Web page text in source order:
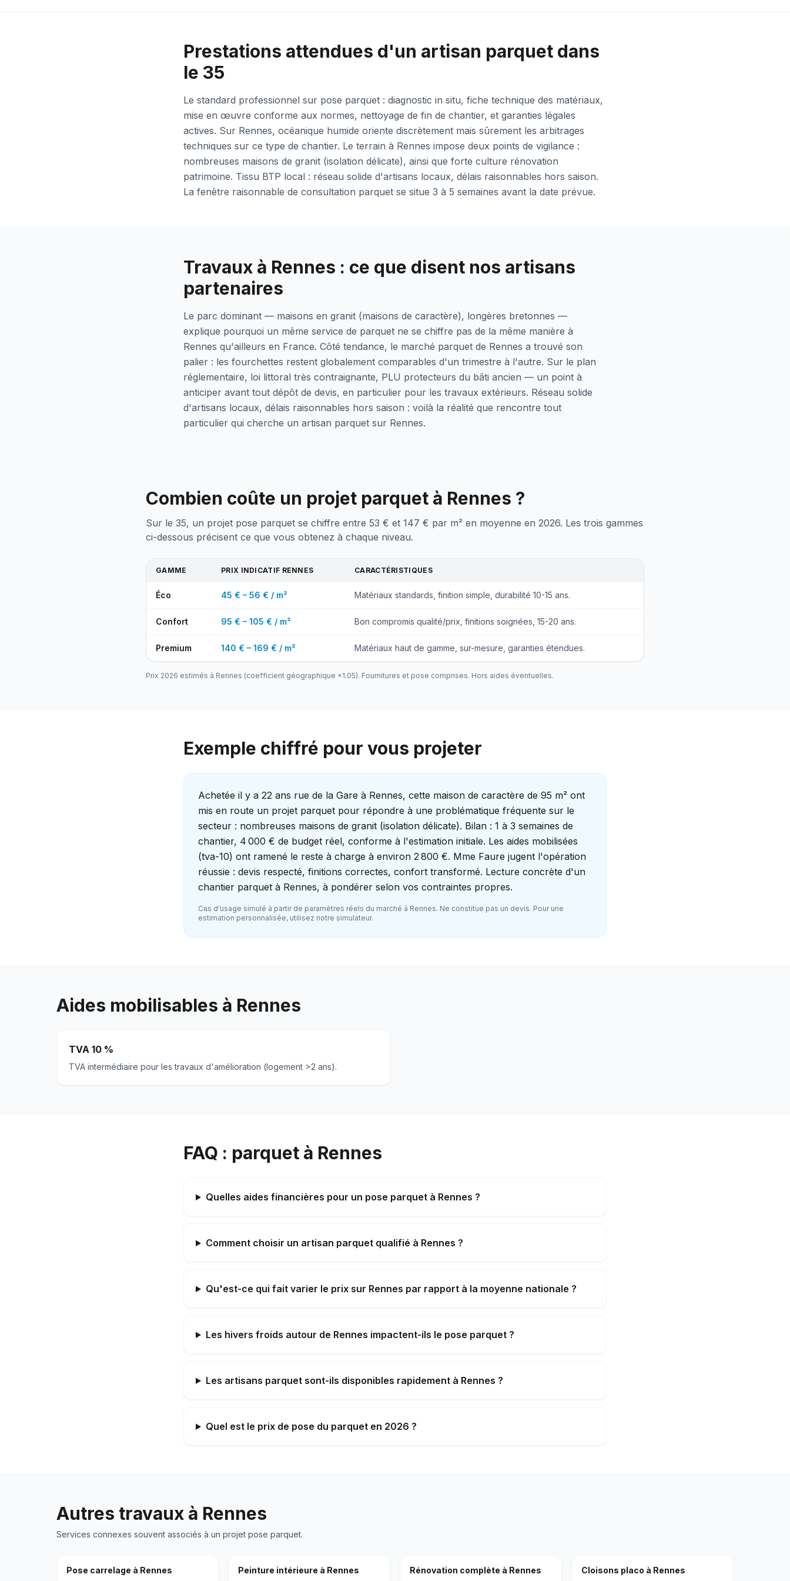
Prestations attendues d'un artisan parquet dans
le 35
Le standard professionnel sur pose parquet : diagnostic in situ, fiche technique des matériaux,
mise en œuvre conforme aux normes, nettoyage de fin de chantier, et garanties légales
actives. Sur Rennes, océanique humide oriente discrètement mais sûrement les arbitrages
techniques sur ce type de chantier. Le terrain à Rennes impose deux points de vigilance :
nombreuses maisons de granit (isolation délicate), ainsi que forte culture rénovation
patrimoine. Tissu BTP local : réseau solide d'artisans locaux, délais raisonnables hors saison.
La fenêtre raisonnable de consultation parquet se situe 3 à 5 semaines avant la date prévue.
Travaux à Rennes : ce que disent nos artisans
partenaires
Le parc dominant — maisons en granit (maisons de caractère), longères bretonnes —
explique pourquoi un même service de parquet ne se chiffre pas de la même manière à
Rennes qu'ailleurs en France. Côté tendance, le marché parquet de Rennes a trouvé son
palier : les fourchettes restent globalement comparables d'un trimestre à l'autre. Sur le plan
réglementaire, loi littoral très contraignante, PLU protecteurs du bâti ancien — un point à
anticiper avant tout dépôt de devis, en particulier pour les travaux extérieurs. Réseau solide
d'artisans locaux, délais raisonnables hors saison : voilà la réalité que rencontre tout
particulier qui cherche un artisan parquet sur Rennes.
Combien coûte un projet parquet à Rennes ?
Sur le 35, un projet pose parquet se chiffre entre 53 € et 147 € par m² en moyenne en 2026. Les trois gammes
ci-dessous précisent ce que vous obtenez à chaque niveau.
GAMME PRIX INDICATIF RENNES CARACTÉRISTIQUES
Éco 45 € – 56 € / m² Matériaux standards, finition simple, durabilité 10-15 ans.
Confort 95 € – 105 € / m² Bon compromis qualité/prix, finitions soignées, 15-20 ans.
Premium 140 € – 169 € / m² Matériaux haut de gamme, sur-mesure, garanties étendues.
Prix 2026 estimés à Rennes (coefficient géographique ×1.05). Fournitures et pose comprises. Hors aides éventuelles.
Exemple chiffré pour vous projeter
Achetée il y a 22 ans rue de la Gare à Rennes, cette maison de caractère de 95 m² ont
mis en route un projet parquet pour répondre à une problématique fréquente sur le
secteur : nombreuses maisons de granit (isolation délicate). Bilan : 1 à 3 semaines de
chantier, 4 000 € de budget réel, conforme à l'estimation initiale. Les aides mobilisées
(tva-10) ont ramené le reste à charge à environ 2 800 €. Mme Faure jugent l'opération
réussie : devis respecté, finitions correctes, confort transformé. Lecture concrète d'un
chantier parquet à Rennes, à pondérer selon vos contraintes propres.
Cas d'usage simulé à partir de paramètres réels du marché à Rennes. Ne constitue pas un devis. Pour une
estimation personnalisée, utilisez notre simulateur.
Aides mobilisables à Rennes
TVA 10 %
TVA intermédiaire pour les travaux d'amélioration (logement >2 ans).
FAQ : parquet à Rennes
Quelles aides financières pour un pose parquet à Rennes ?
Comment choisir un artisan parquet qualifié à Rennes ?
Qu'est-ce qui fait varier le prix sur Rennes par rapport à la moyenne nationale ?
Les hivers froids autour de Rennes impactent-ils le pose parquet ?
Les artisans parquet sont-ils disponibles rapidement à Rennes ?
Quel est le prix de pose du parquet en 2026 ?
Autres travaux à Rennes
Services connexes souvent associés à un projet pose parquet.
Pose carrelage à Rennes Peinture intérieure à Rennes Rénovation complète à Rennes Cloisons placo à Rennes